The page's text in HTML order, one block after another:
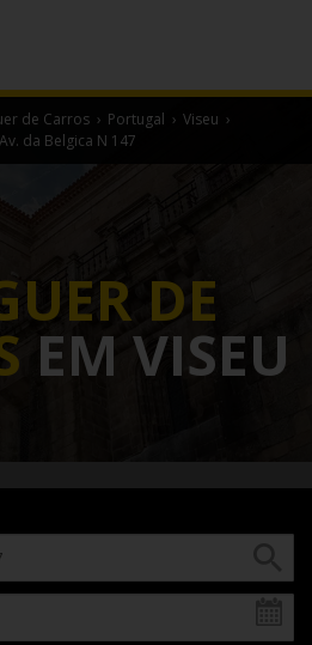
de Carros › Portugal › Viseu ›
da Belgica N 147
DE
EM VISEU